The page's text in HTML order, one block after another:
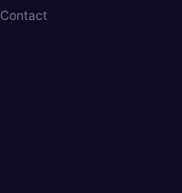
Contact